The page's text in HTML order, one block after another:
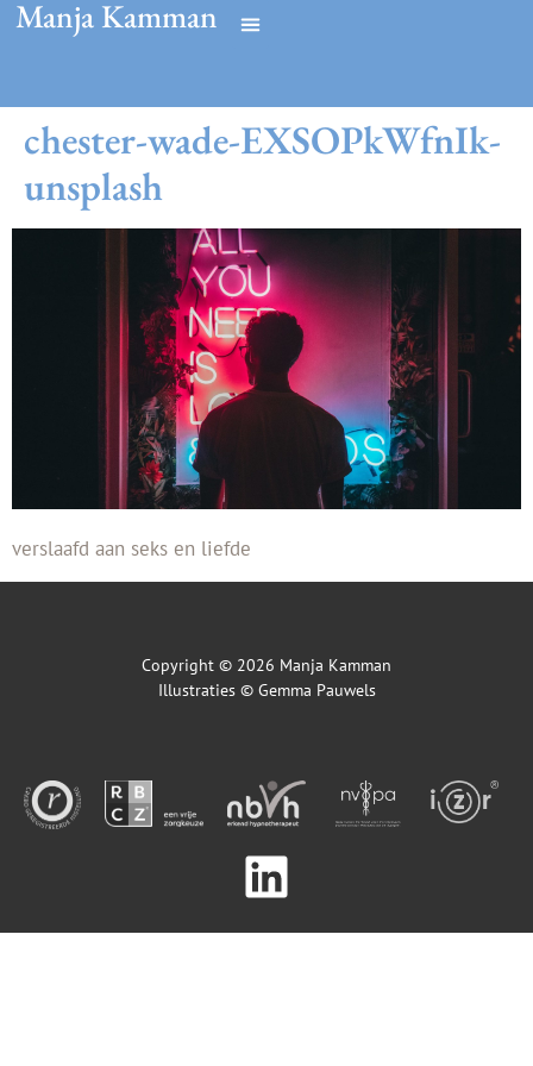
Manja Kamman
chester-wade-EXSOPkWfnIk-
unsplash
verslaafd aan seks en liefde
Copyright © 2026 Manja Kamman
Illustraties © Gemma Pauwels